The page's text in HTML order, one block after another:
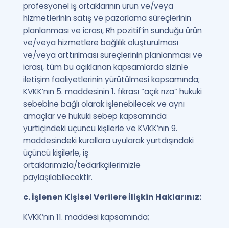
profesyonel iş ortaklarının ürün ve/veya
hizmetlerinin satış ve pazarlama süreçlerinin
planlanması ve icrası, Rh pozitif’in sunduğu ürün
ve/veya hizmetlere bağlılık oluşturulması
ve/veya arttırılması süreçlerinin planlanması ve
icrası, tüm bu açıklanan kapsamlarda sizinle
iletişim faaliyetlerinin yürütülmesi kapsamında;
KVKK’nın 5. maddesinin 1. fıkrası “açık rıza” hukuki
sebebine bağlı olarak işlenebilecek ve aynı
amaçlar ve hukuki sebep kapsamında
yurtiçindeki üçüncü kişilerle ve KVKK’nın 9.
maddesindeki kurallara uyularak yurtdışındaki
üçüncü kişilerle, iş
ortaklarımızla/tedarikçilerimizle
paylaşılabilecektir.
c. İşlenen Kişisel Verilere İlişkin Haklarınız:
KVKK’nın 11. maddesi kapsamında;